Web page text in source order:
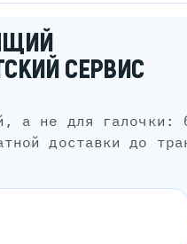
СЕРВИС
доставки до